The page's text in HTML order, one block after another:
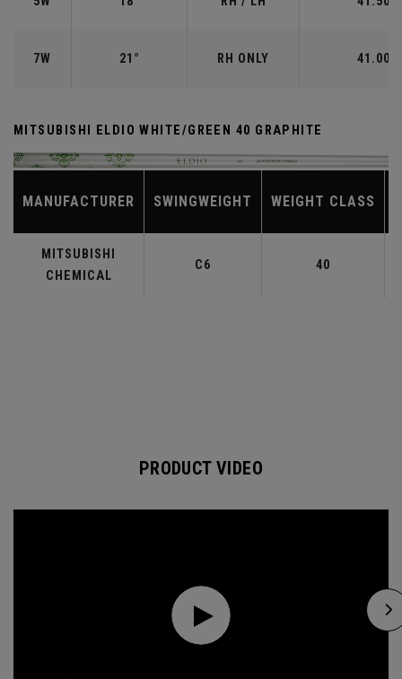
7W 21° RH ONLY 41.00"
MITSUBISHI ELDIO WHITE/GREEN 40 GRAPHITE
MANUFACTURER SWINGWEIGHT WEIGHT CLASS
MITSUBISHI
CHEMICAL
C6 40
PRODUCT VIDEO